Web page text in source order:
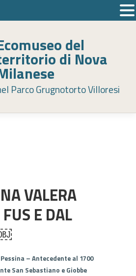
del
di Nova
Parco Grugnotorto Villoresi
VALERA
E DAL
– Antecedente al 1700
San Sebastiano e Giobbe